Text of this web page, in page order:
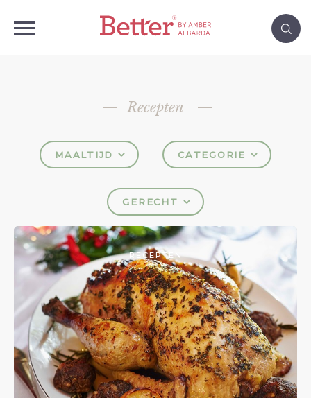
Recepten
MAALTIJD CATEGORIE
GERECHT
RECEPTEN